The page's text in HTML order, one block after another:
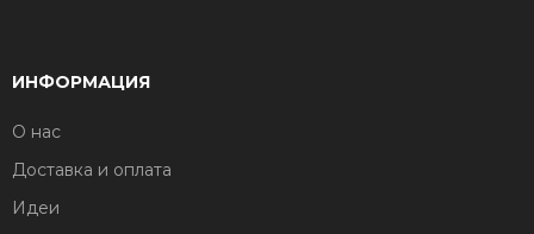
ИНФОРМАЦИЯ
О нас
Доставка и оплата
Идеи